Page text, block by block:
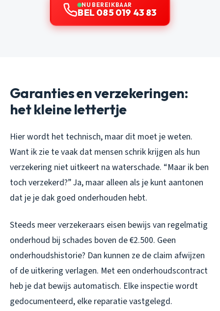
NU BEREIKBAAR
BEL 085 019 43 83
Garanties en verzekeringen:
het kleine lettertje
Hier wordt het technisch, maar dit moet je weten.
Want ik zie te vaak dat mensen schrik krijgen als hun
verzekering niet uitkeert na waterschade. “Maar ik ben
toch verzekerd?” Ja, maar alleen als je kunt aantonen
dat je je dak goed onderhouden hebt.
Steeds meer verzekeraars eisen bewijs van regelmatig
onderhoud bij schades boven de €2.500. Geen
onderhoudshistorie? Dan kunnen ze de claim afwijzen
of de uitkering verlagen. Met een onderhoudscontract
heb je dat bewijs automatisch. Elke inspectie wordt
gedocumenteerd, elke reparatie vastgelegd.